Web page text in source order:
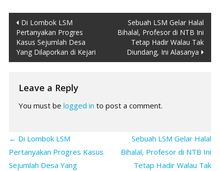
Post
navigation
Di Lombok LSM
Pertanyakan Progres
Kasus Sejumlah Desa
Yang Dilaporkan di Kejari
Sebuah LSM Gelar Halal
Bihalal, Profesor di NTB Ini
Tetap Hadir Walau Tak
Diundang, Ini Alasanya
Leave a Reply
You must be logged in to post a comment.
← Di Lombok LSM
Pertanyakan Progres Kasus
Sejumlah Desa Yang
Sebuah LSM Gelar Halal
Bihalal, Profesor di NTB Ini
Tetap Hadir Walau Tak